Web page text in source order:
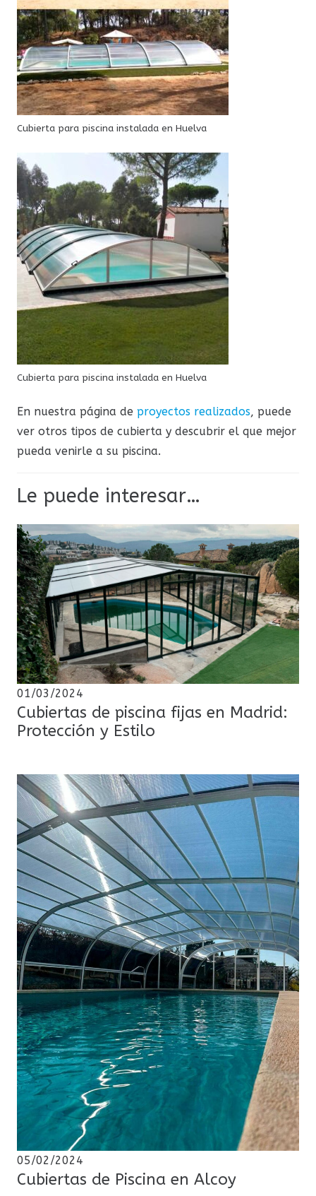
Cubierta para piscina instalada en Huelva
Cubierta para piscina instalada en Huelva
En nuestra página de proyectos realizados, puede
ver otros tipos de cubierta y descubrir el que mejor
pueda venirle a su piscina.
Le puede interesar…
01/03/2024
Cubiertas de piscina fijas en Madrid:
Protección y Estilo
05/02/2024
Cubiertas de Piscina en Alcoy